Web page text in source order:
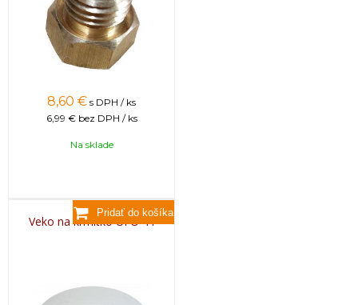
8,60 € s DPH / ks
6,99 € bez DPH / ks
Na sklade
Veko na krmítko UFO 4 l